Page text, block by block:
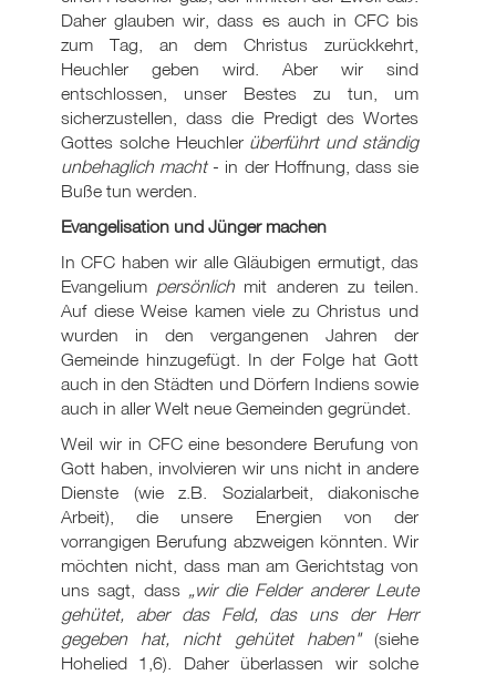
Daher glauben wir, dass es auch in CFC bis
zum Tag, an dem Christus zurückkehrt,
Heuchler geben wird. Aber wir sind
entschlossen, unser Bestes zu tun, um
sicherzustellen, dass die Predigt des Wortes
Gottes solche Heuchler überführt und ständig
unbehaglich macht- in der Hoffnung, dass sie
Buße tun werden.
Evangelisation und Jünger machen
In CFC haben wir alle Gläubigen ermutigt, das
Evangelium persönlichmit anderen zu teilen.
Auf diese Weise kamen viele zu Christus und
wurden in den vergangenen Jahren der
Gemeinde hinzugefügt. In der Folge hat Gott
auch in den Städten und Dörfern Indiens sowie
auch in aller Welt neue Gemeinden gegründet.
Weil wir in CFC eine besondere Berufung von
Gott haben, involvieren wir uns nicht in andere
Dienste (wie z.B. Sozialarbeit, diakonische
Arbeit), die unsere Energien von der
vorrangigen Berufung abzweigen könnten. Wir
möchten nicht, dass man am Gerichtstag von
uns sagt, dass „wir die Felder anderer Leute
gehütet, aber das Feld, das uns der Herr
gegeben hat, nicht gehütet haben" (siehe
Hohelied 1,6). Daher überlassen wir solche